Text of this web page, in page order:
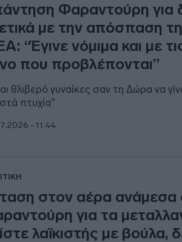
Φαραντούρη για
με την απόσπαση
“Έγινε νόμιμα και με
που προβλέπονται”
θλιβερό γυναίκες σαν τη Δώρα να
πτυχία"
- 11:44
στον αέρα ανάμεσα
για τα
λαϊκιστής με βούλα,